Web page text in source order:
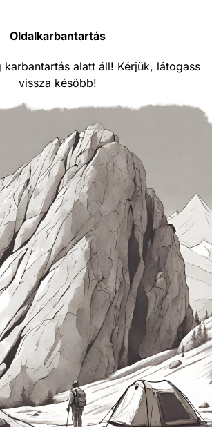
Oldalkarbantartás
alatt áll! Kérjük, látogass
vissza később!